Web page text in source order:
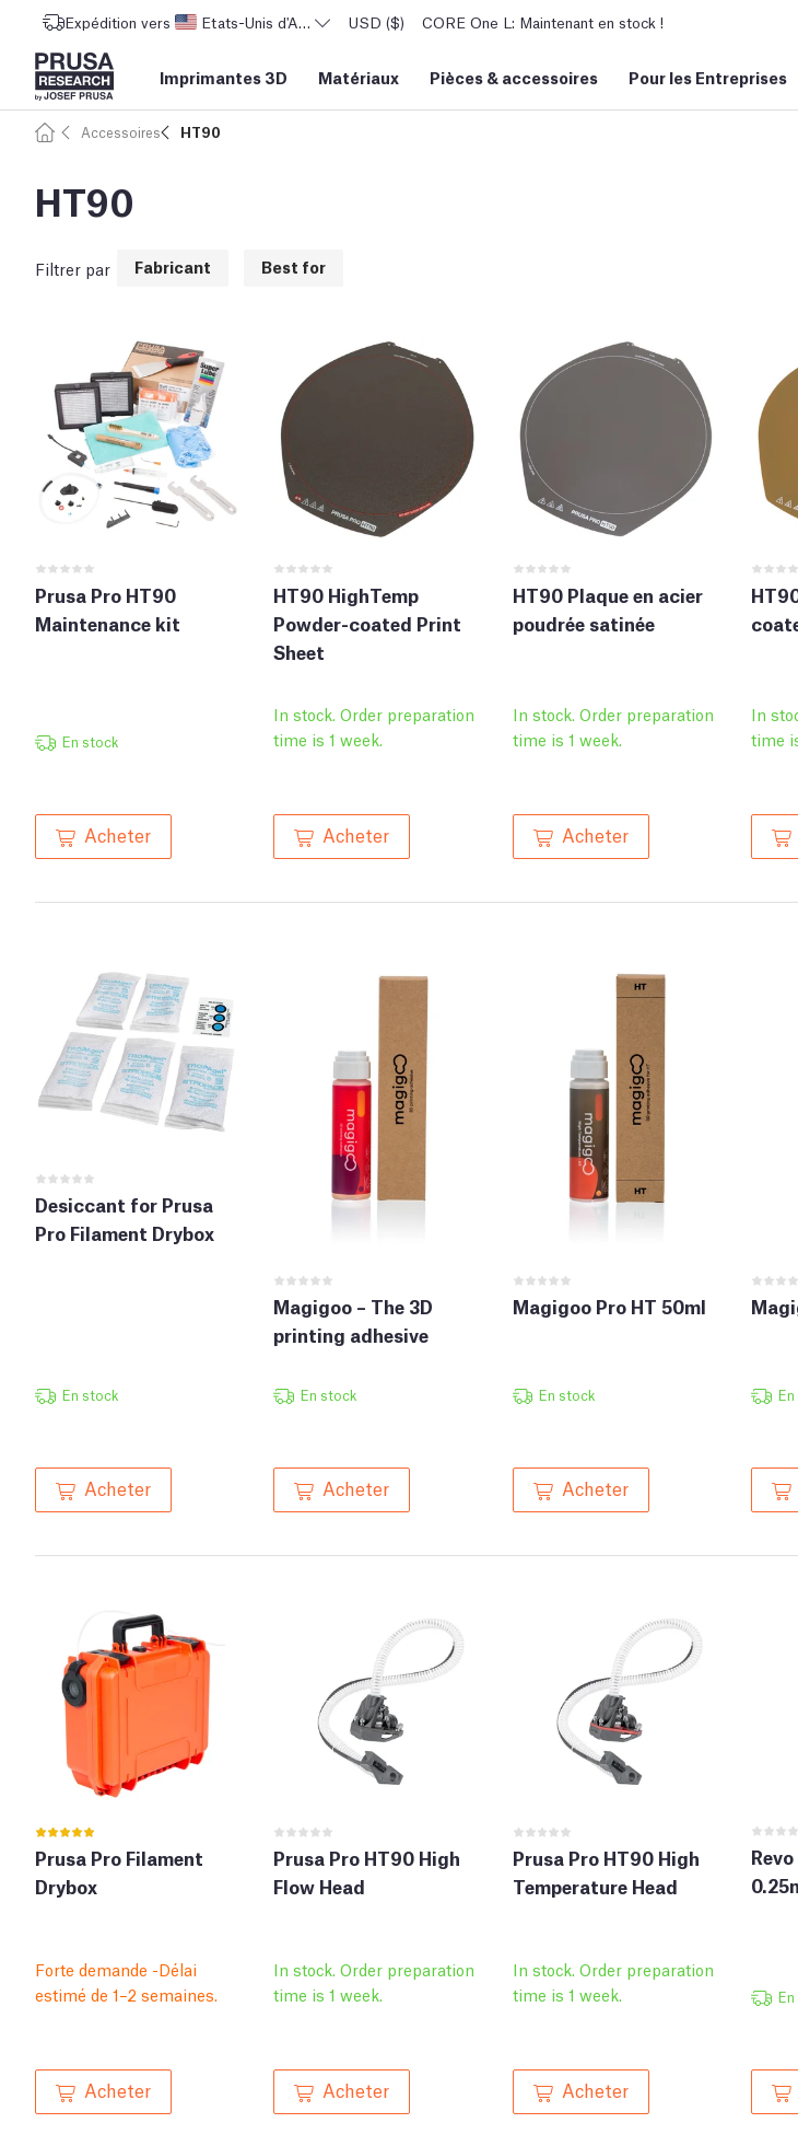
Expédition vers Etats-Unis d'AmériqueUSD ($) CORE One L: Maintenant en stock !
Imprimantes 3D Matériaux Pièces & accessoires Pour les Entreprises
Accessoires HT90
HT90
Filtrer par Fabricant Best for
Prusa Pro HT90
Maintenance kit
En stock
Acheter
HT90 HighTemp
Powder-coated Print
Sheet
In stock. Order preparation
time is 1 week.
Acheter
HT90 Plaque en acier
poudrée satinée
In stock. Order preparation
time is 1 week.
Acheter
In
time
Desiccant for Prusa
Pro Filament Drybox
En stock
Acheter
Magigoo – The 3D
printing adhesive
En stock
Acheter
Magigoo Pro HT 50ml
En stock
Acheter
Prusa Pro Filament
Drybox
Forte demande -Délai
estimé de 1–2 semaines.
Acheter
Prusa Pro HT90 High
Flow Head
In stock. Order preparation
time is 1 week.
Acheter
Prusa Pro HT90 High
Temperature Head
In stock. Order preparation
time is 1 week.
Acheter